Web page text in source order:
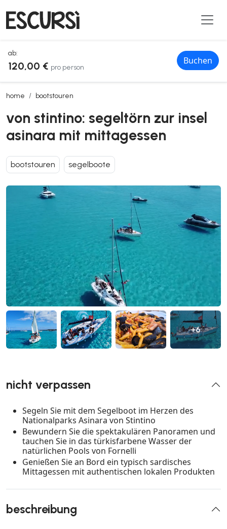
ab:
120,00 € pro person
Buchen
home bootstouren
von stintino: segeltörn zur insel asinara mit mittagessen
von stintino: segeltörn zur insel
asinara mit mittagessen
bootstouren segelboote
+6
nicht verpassen
Segeln Sie mit dem Segelboot im Herzen des
Nationalparks Asinara von Stintino
Bewundern Sie die spektakulären Panoramen und
tauchen Sie in das türkisfarbene Wasser der
natürlichen Pools von Fornelli
Genießen Sie an Bord ein typisch sardisches
Mittagessen mit authentischen lokalen Produkten
beschreibung